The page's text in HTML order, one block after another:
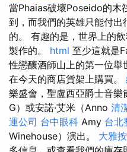
當Phaias破壞Poseido的木
到，而我們的英雄只能付
的。 有趣的是，世界上的
製作的。 html 至少這就是
性戀釀酒師山上的第一位
在今天的商店貨架上購買。
樂盛會，聖盧西亞爵士音樂
G）或安諾·艾米（Anno 清
運公司 台中眼科 Amy 台北
Winehouse）演出。 大雅